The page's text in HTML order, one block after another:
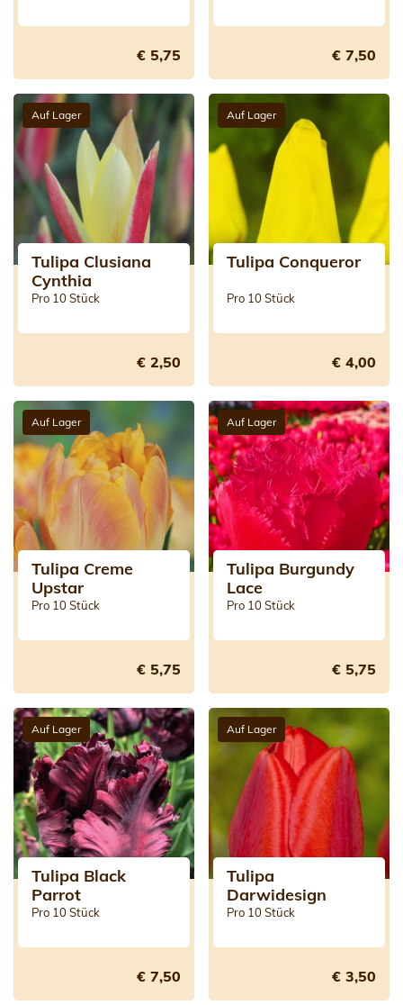
€ 5,75 € 7,50
Auf Lager
Tulipa Clusiana
Cynthia
Pro 10 Stück
€ 2,50
Auf Lager
Tulipa Conqueror
Pro 10 Stück
€ 4,00
Auf Lager
Tulipa Creme
Upstar
Pro 10 Stück
€ 5,75
Auf Lager
Tulipa Burgundy
Lace
Pro 10 Stück
€ 5,75
Auf Lager
Tulipa Black
Parrot
Pro 10 Stück
€ 7,50
Auf Lager
Tulipa
Darwidesign
Pro 10 Stück
€ 3,50